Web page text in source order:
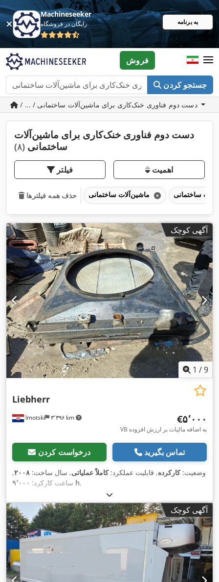
Machineseeker
رایگان در فروشگاه به برنامه
جستجو کردن
فروش
/ ... / دست دوم فناوری خنک‌کاری برای ماشین‌آلات ساختمانی
دست دوم فناوری خنک‌کاری برای ماشین‌آلات
ساختمانی (۸)
فیلتر اهمیت
حذف همه فیلترها
آگهی کوچک
1 /9
Imotski ۳٬۳۹۶ km
Liebherr
‎€۵٬۰۰۰
VB به اضافه مالیات بر ارزش افزوده
درخواست کردن تماس بگیرید
وضعیت:کارکرده, قابلیت عملکرد:کاملاً عملیاتی, سال ساخت: ۲۰۰۸,
ساعت کارکرد: ۹٬۰۰۰ h,
آگهی کوچک